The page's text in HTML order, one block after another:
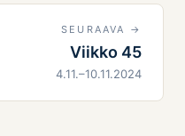
SEURAAVA →
Viikko 45
4.11.–10.11.2024